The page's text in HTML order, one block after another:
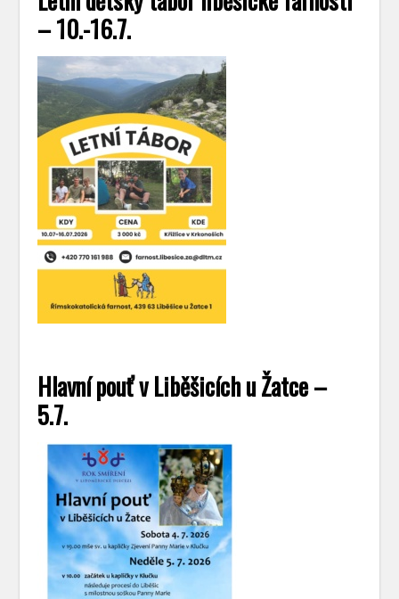
– 10.-16.7.
Hlavní pouť v Liběšicích u Žatce –
5.7.